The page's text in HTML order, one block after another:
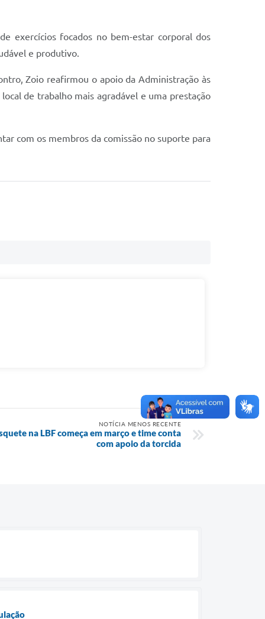
exercícios focados no bem-estar corporal dos
e produtivo.
Zoio reafirmou o apoio da Administração às
de trabalho mais agradável e uma prestação
com os membros da comissão no suporte para
NOTÍCIA MENOS RECENTE
na LBF começa em março e time conta
com apoio da torcida